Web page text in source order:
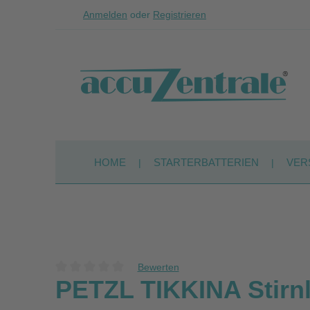
Zum Hauptinhalt springen
Zur Suche springen
Zur Hauptnavigation springen
Anmelden oder Registrieren
HOME STARTERBATTERIEN
Durchschnittliche Bewertung von 0 von 5 Sternen
Bewerten
PETZL TIKKINA